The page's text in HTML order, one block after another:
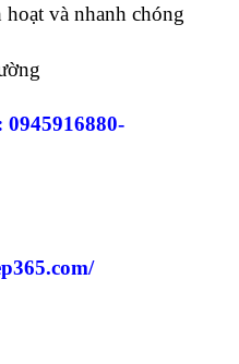
và nhanh chóng